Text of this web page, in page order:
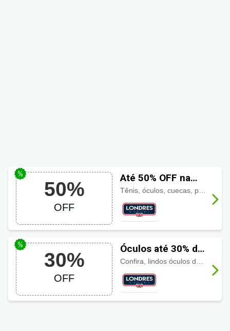
50%
OFF
Até 50% OFF na
Seleção de
Produtos LONDRES
OUTLET
30%
OFF
Óculos até 30% de
Desconto
LONDRES OUTLET